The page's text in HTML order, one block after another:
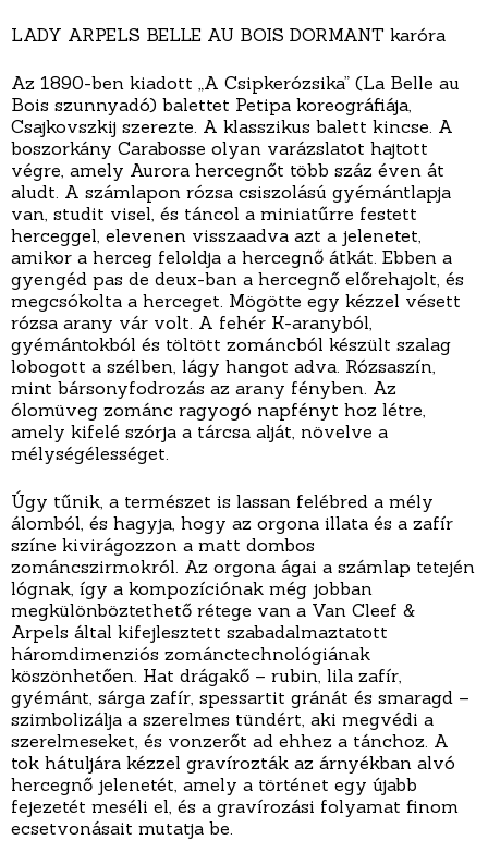
LADY ARPELS BELLE AU BOIS DORMANT karóra
Az 1890-ben kiadott „A Csipkerózsika” (La Belle au
Bois szunnyadó) balettet Petipa koreográfiája,
Csajkovszkij szerezte. A klasszikus balett kincse. A
boszorkány Carabosse olyan varázslatot hajtott
végre, amely Aurora hercegnőt több száz éven át
aludt. A számlapon rózsa csiszolású gyémántlapja
van, studit visel, és táncol a miniatűrre festett
herceggel, elevenen visszaadva azt a jelenetet,
amikor a herceg feloldja a hercegnő átkát. Ebben a
gyengéd pas de deux-ban a hercegnő előrehajolt, és
megcsókolta a herceget. Mögötte egy kézzel vésett
rózsa arany vár volt. A fehér K-aranyból,
gyémántokból és töltött zománcból készült szalag
lobogott a szélben, lágy hangot adva. Rózsaszín,
mint bársonyfodrozás az arany fényben. Az
ólomüveg zománc ragyogó napfényt hoz létre,
amely kifelé szórja a tárcsa alját, növelve a
mélységélességet.
Úgy tűnik, a természet is lassan felébred a mély
álomból, és hagyja, hogy az orgona illata és a zafír
színe kivirágozzon a matt dombos
zománcszirmokról. Az orgona ágai a számlap tetején
lógnak, így a kompozíciónak még jobban
megkülönböztethető rétege van a Van Cleef &
Arpels által kifejlesztett szabadalmaztatott
háromdimenziós zománctechnológiának
köszönhetően. Hat drágakő – rubin, lila zafír,
gyémánt, sárga zafír, spessartit gránát és smaragd –
szimbolizálja a szerelmes tündért, aki megvédi a
szerelmeseket, és vonzerőt ad ehhez a tánchoz. A
tok hátuljára kézzel gravírozták az árnyékban alvó
hercegnő jelenetét, amely a történet egy újabb
fejezetét meséli el, és a gravírozási folyamat finom
ecsetvonásait mutatja be.